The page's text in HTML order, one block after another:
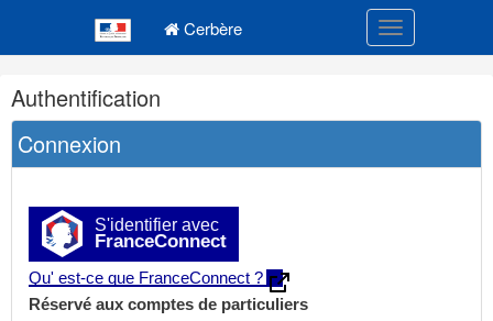
Cerbère Toggle
Navigation
et
outils
annexes
Authentification
Connexion
S'identifier avec
FranceConnect
Qu' est-ce que FranceConnect ?
Réservé aux comptes de particuliers